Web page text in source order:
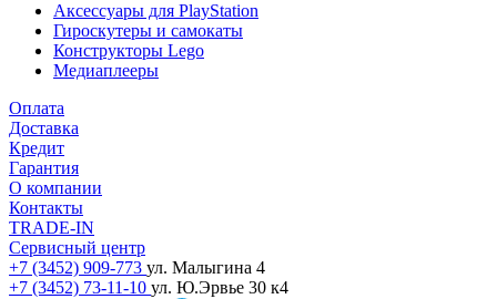
Аксессуары для PlayStation
Гироскутеры и самокаты
Конструкторы Lego
Медиаплееры
Оплата
Доставка
Кредит
Гарантия
О компании
Контакты
TRADE-IN
Сервисный центр
+7 (3452) 909-773 ул. Малыгина 4
+7 (3452) 73-11-10 ул. Ю.Эрвье 30 к4